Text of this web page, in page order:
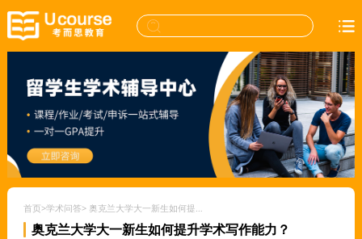
首页>学术问答> 奥克兰大学大一新生如何提升学术写作能力？
奥克兰大学大一新生如何提升学术写作能力？